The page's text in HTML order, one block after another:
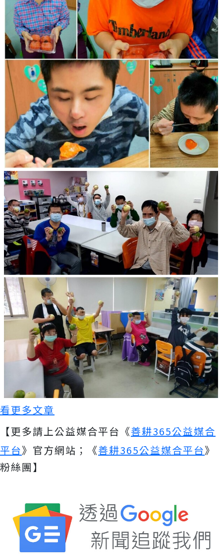
看更多文章
【更多請上公益媒合平台《善耕365公益媒合
平台》官方網站；《善耕365公益媒合平台》
粉絲團】